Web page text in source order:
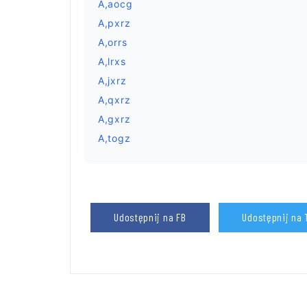
A,aocg
A,pxrz
A,orrs
A,lrxs
A,jxrz
A,qxrz
A,gxrz
A,togz
Udostępnij na FB Udostępnij na